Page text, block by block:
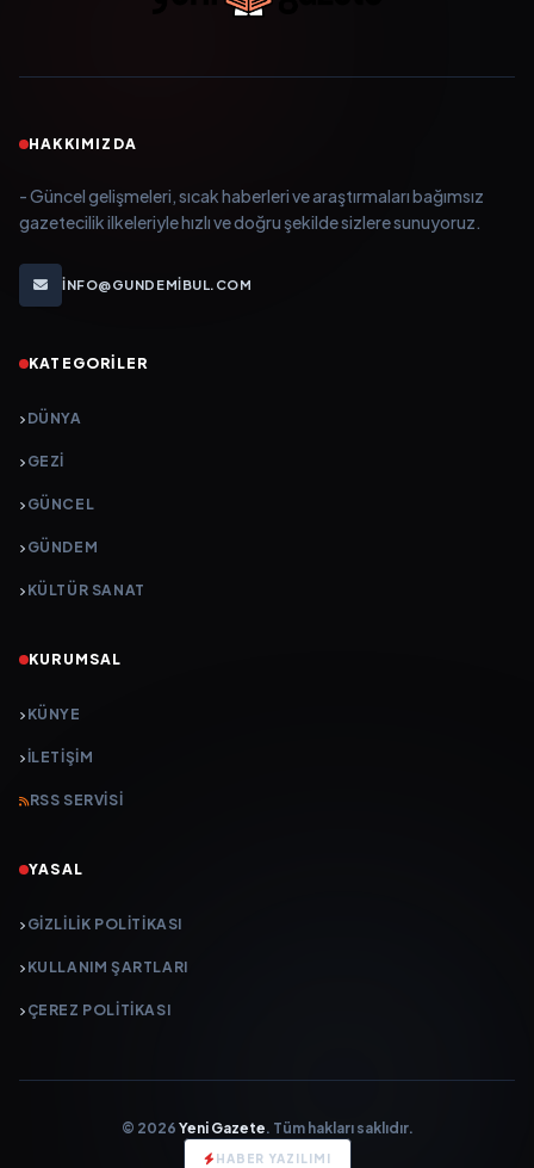
HAKKIMIZDA
- Güncel gelişmeleri, sıcak haberleri ve araştırmaları bağımsız
gazetecilik ilkeleriyle hızlı ve doğru şekilde sizlere sunuyoruz.
INFO@GUNDEMIBUL.COM
KATEGORILER
DÜNYA
GEZI
GÜNCEL
GÜNDEM
KÜLTÜR SANAT
KURUMSAL
KÜNYE
İLETIŞIM
RSS SERVISI
YASAL
GIZLILIK POLITIKASI
KULLANIM ŞARTLARI
ÇEREZ POLITIKASI
© 2026 Yeni Gazete. Tüm hakları saklıdır.
HABER YAZILIMI